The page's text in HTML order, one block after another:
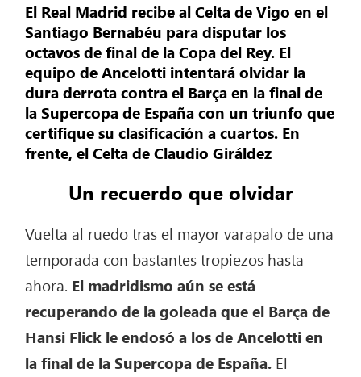
El Real Madrid recibe al Celta de Vigo en el
Santiago Bernabéu para disputar los
octavos de final de la Copa del Rey. El
equipo de Ancelotti intentará olvidar la
dura derrota contra el Barça en la final de
la Supercopa de España con un triunfo que
certifique su clasificación a cuartos. En
frente, el Celta de Claudio Giráldez
Un recuerdo que olvidar
Vuelta al ruedo tras el mayor varapalo de una
temporada con bastantes tropiezos hasta
ahora. El madridismo aún se está
recuperando de la goleada que el Barça de
Hansi Flick le endosó a los de Ancelotti en
la final de la Supercopa de España. El